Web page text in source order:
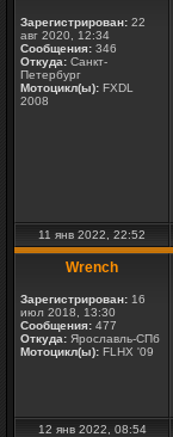
Зарегистрирован: 22
авг 2020, 12:34
Сообщения: 346
Откуда: Санкт-
Петербург
Мотоцикл(ы): FXDL
2008
11 янв 2022, 22:52
Wrench
Зарегистрирован: 16
июл 2018, 13:30
Сообщения: 477
Откуда: Ярославль-СПб
Мотоцикл(ы): FLHX '09
12 янв 2022, 08:54